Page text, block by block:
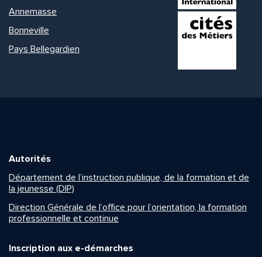
Annemasse
Bonneville
Pays Bellegardien
Autorités
Département de l’instruction publique, de la formation et de
la jeunesse (DIP)
Direction Générale de l’office pour l’orientation, la formation
professionnelle et continue
Inscription aux e-démarches